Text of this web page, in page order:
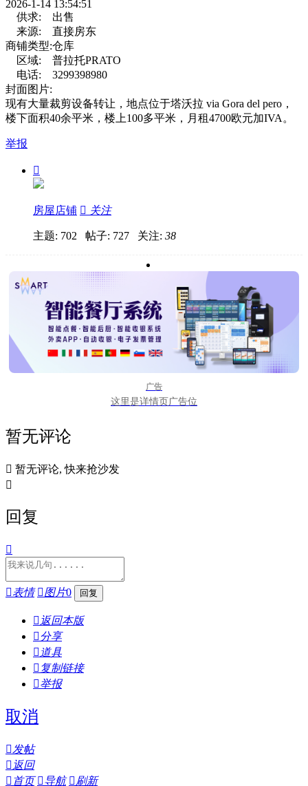
2026-1-14 13:54:51
供求:
出售
来源:
直接房东
商铺类型:仓库
区域:
普拉托PRATO
电话:
3299398980
封面图片:
现有大量裁剪设备转让，地点位于塔沃拉 via Gora del pero，
楼下面积40余平米，楼上100多平米，月租4700欧元加IVA。
举报

房屋店铺  关注
主题: 702 帖子: 727 关注: 38
广告
这里是详情页广告位
暂无评论
 暂无评论, 快来抢沙发

回复

表情 图片0
 返回本版
分享
 道具
 复制链接
举报
取消
发帖
 返回
 首页 导航 刷新